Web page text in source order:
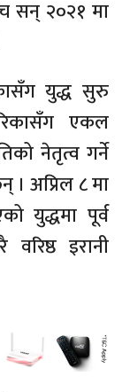
सन् २०२१ मा
युद्ध सुरु
एकल
नेतृत्व गर्ने
। अप्रिल ८ मा
युद्धमा पूर्व
इरानी